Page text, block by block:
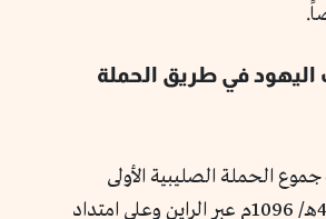
اليهود في طريق الحملة
الحملة الصليبية الأولى
الشعبية عام 490هـ/ 1096م عبر الراين وعلى امتداد